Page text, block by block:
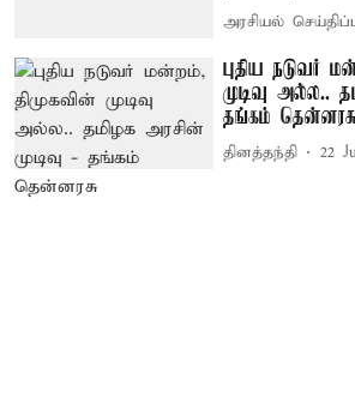
அரசியல்
புதிய நடுவர்
முடிவு அல்ல..
தங்கம்
தினத்தந்தி 22